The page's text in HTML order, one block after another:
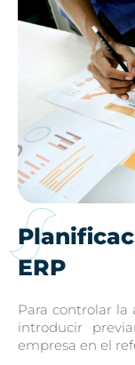
ERP
Para controlar la
introducir
empresa en el